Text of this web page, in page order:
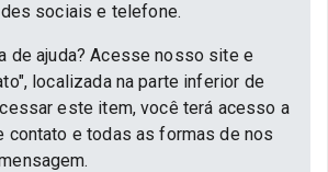
sociais e telefone.
de ajuda? Acesse nosso site e
localizada na parte inferior de
este item, você terá acesso a
contato e todas as formas de nos